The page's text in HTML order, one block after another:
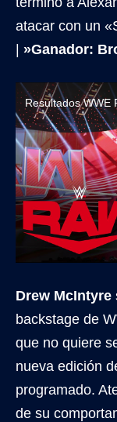
atacar con un
»Ganador:
Resultados WWE
Drew McIntyre
backstage de
que no quiere
nueva edición
programado.
de su